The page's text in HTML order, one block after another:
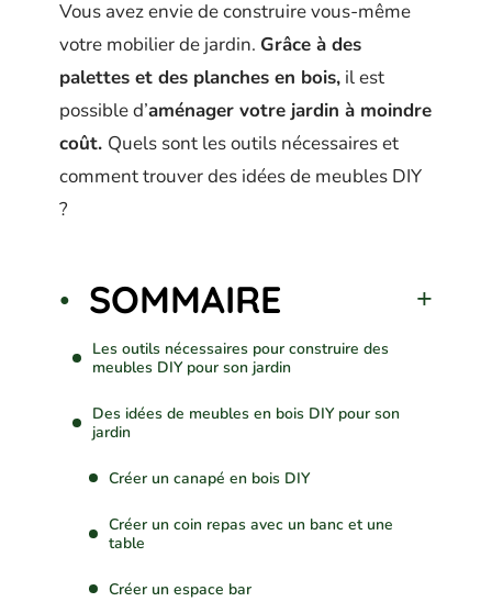
Vous avez envie de construire vous-même
votre mobilier de jardin. Grâce à des
palettes et des planches en bois, il est
possible d’aménager votre jardin à moindre
coût. Quels sont les outils nécessaires et
comment trouver des idées de meubles DIY
?
SOMMAIRE
Les outils nécessaires pour construire des
meubles DIY pour son jardin
Des idées de meubles en bois DIY pour son
jardin
Créer un canapé en bois DIY
Créer un coin repas avec un banc et une
table
Créer un espace bar